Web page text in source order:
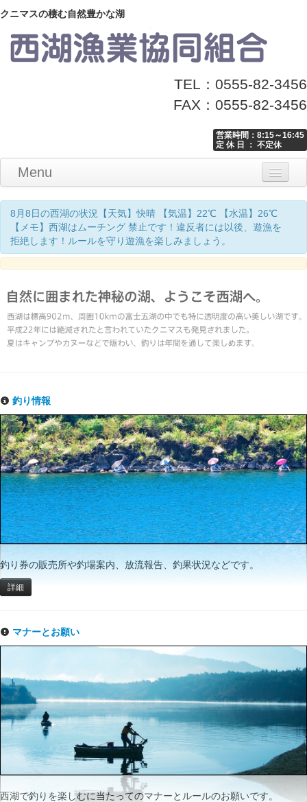
クニマスの棲む自然豊かな湖
TEL：0555-82-3456
FAX：0555-82-3456
営業時間：8:15～16:45
定 休 日 ： 不定休
Menu
Home
釣り情報
マナーとお願い
クニマス展示館
漁協からのお知らせ
お問い合わせ
8月8日の西湖の状況【天気】快晴 【気温】22℃ 【水温】26℃
【メモ】西湖はムーチング 禁止です！違反者には以後、遊漁を
拒絶します！ルールを守り遊漁を楽しみましょう。
釣り情報
釣り券の販売所や釣場案内、放流報告、釣果状況などです。
詳細
マナーとお願い
西湖で釣りを楽しむに当たってのマナーとルールのお願いです。